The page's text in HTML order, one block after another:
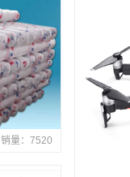
销量：7520